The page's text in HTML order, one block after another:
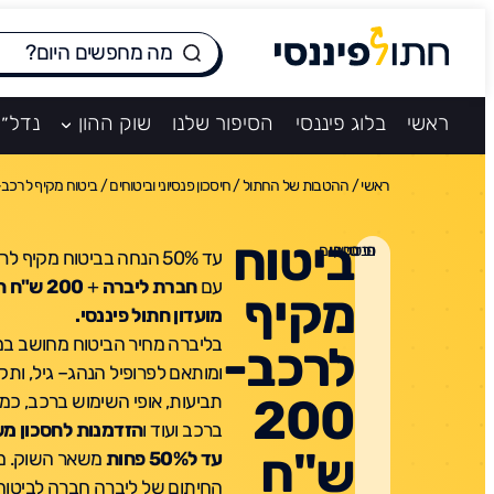
ראשי בלוג פיננסי הסיפור שלנו שוק ההון
ראשי/ההטבות של החתול/חיסכון פנסיוני וביטוחים/ביטוח מקיף לרכב- 200 ש"ח
חיסכון פנסיוני וביטוחים
ביטוח
מקיף
לרכב-
200
ש"ח
עד 50% הנחה בביטוח
עםחברת ליברה+
200
מועדון חתול פיננסי.
בליברה מחיר הביטוח מחושב
ומותאם לפרופיל הנהג– גיל,
תביעות, אופי השימוש ברכב,
ברכב ועוד והזדמנות לחסכון
עד ל50% פחות
משאר השוק.
החיתום של ליברה חברה